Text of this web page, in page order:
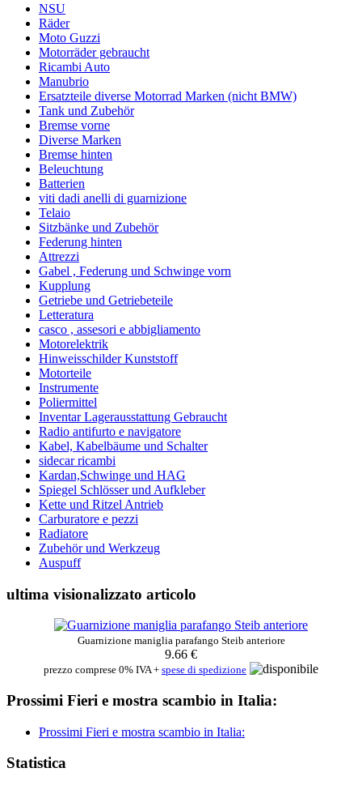
NSU
Räder
Moto Guzzi
Motorräder gebraucht
Ricambi Auto
Manubrio
Ersatzteile diverse Motorrad Marken (nicht BMW)
Tank und Zubehör
Bremse vorne
Diverse Marken
Bremse hinten
Beleuchtung
Batterien
viti dadi anelli di guarnizione
Telaio
Sitzbänke und Zubehör
Federung hinten
Attrezzi
Gabel , Federung und Schwinge vorn
Kupplung
Getriebe und Getriebeteile
Letteratura
casco , assesori e abbigliamento
Motorelektrik
Hinweisschilder Kunststoff
Motorteile
Instrumente
Poliermittel
Inventar Lagerausstattung Gebraucht
Radio antifurto e navigatore
Kabel, Kabelbäume und Schalter
sidecar ricambi
Kardan,Schwinge und HAG
Spiegel Schlösser und Aufkleber
Kette und Ritzel Antrieb
Carburatore e pezzi
Radiatore
Zubehör und Werkzeug
Auspuff
ultima visionalizzato articolo
Guarnizione maniglia parafango Steib anteriore
9.66 €
prezzo comprese 0% IVA + spese di spedizione
Prossimi Fieri e mostra scambio in Italia:
Prossimi Fieri e mostra scambio in Italia:
Statistica